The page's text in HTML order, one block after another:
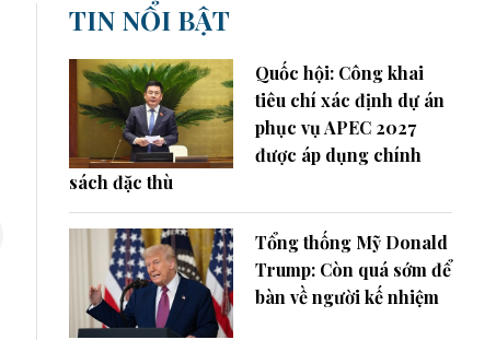
TIN NỔI BẬT
Quốc hội: Công khai
tiêu chí xác định dự án
phục vụ APEC 2027
được áp dụng chính
sách đặc thù
Tổng thống Mỹ Donald
Trump: Còn quá sớm để
bàn về người kế nhiệm